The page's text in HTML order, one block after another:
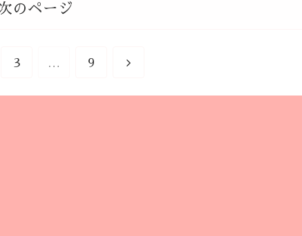
のページ
3 … 9